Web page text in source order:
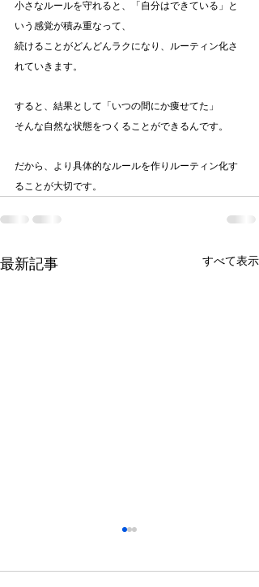
小さなルールを守れると、「自分はできている」と
いう感覚が積み重なって、
続けることがどんどんラクになり、ルーティン化さ
れていきます。
すると、結果として「いつの間にか痩せてた」
そんな自然な状態をつくることができるんです。
だから、より具体的なルールを作りルーティン化す
ることが大切です。
最新記事 すべて表示